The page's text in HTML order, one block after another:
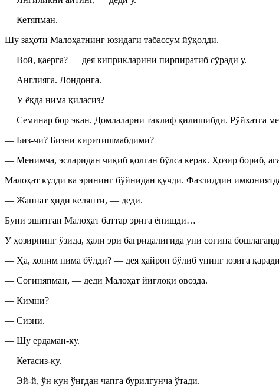
— Кетяпман.
Шу заҳоти Малоҳатнинг юзидаги табассум йўқолди.
— Вой, қаерга? — дея киприкларини пирпиратиб сўради у.
— Англияга. Лондонга.
— У ёқда нима қиласиз?
— Семинар бор экан. Домлаларни таклиф қилишибди. Рўйхатга
— Биз-чи? Бизни киритишмабдими?
— Менимча, эсларидан чиқиб қолган бўлса керак. Ҳозир бориб,
Малоҳат кулди ва эрининг бўйнидан қучди. Фазлиддин
— Жаннат ҳиди келяпти, — деди.
Буни эшитган Малоҳат баттар эрига ёпишди…
У ҳозирнинг ўзида, ҳали эри бағридалигида уни соғина
— Ҳа, хоним нима бўлди? — дея ҳайрон бўлиб унинг юзига
— Соғиняпман, — деди Малоҳат йиғлоқи овозда.
— Кимни?
— Сизни.
— Шу ердаман-ку.
— Кетасиз-ку.
— Эй-й, ўн кун ўнгдан чапга бурилгунча ўтади.